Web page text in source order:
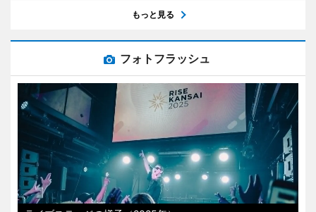
もっと見る
フォトフラッシュ